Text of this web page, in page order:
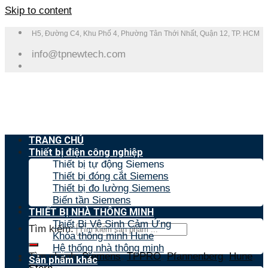
Skip to content
H5, Đường C4, Khu Phố 4, Phường Tân Thới Nhất, Quận 12, TP. HCM
info@tpnewtech.com
Tìm kiếm:
Tìm nhanh:Siemens,TPPRO,Pfannenberg,Hune,
TRANG CHỦ
Thiết bị điện công nghiệp
Thiết bị tự động Siemens
Thiết bị đóng cắt Siemens
Thiết bị đo lường Siemens
Biến tần Siemens
THIẾT BỊ NHÀ THÔNG MINH
Thiết Bị Vệ Sinh Cảm Ứng
Khóa thông minh Hune
Hệ thống nhà thông minh
Sản phẩm khác